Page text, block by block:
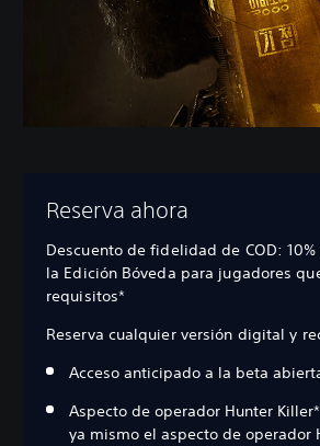
Reserva ahora
Descuento de fidelidad de COD:
la Edición Bóveda para jugadores
requisitos*
Reserva cualquier versión digital y
Acceso anticipado a la beta
Aspecto de operador Hunter
ya mismo el aspecto de operador